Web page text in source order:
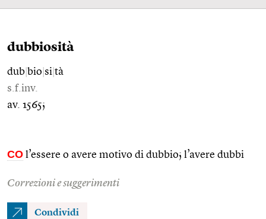
dubbiosità
dub bio si tà
s.f.inv.
av. 1565;
CO l’essere o avere motivo di dubbio; l’avere dubbi
Correzioni e suggerimenti
Condividi